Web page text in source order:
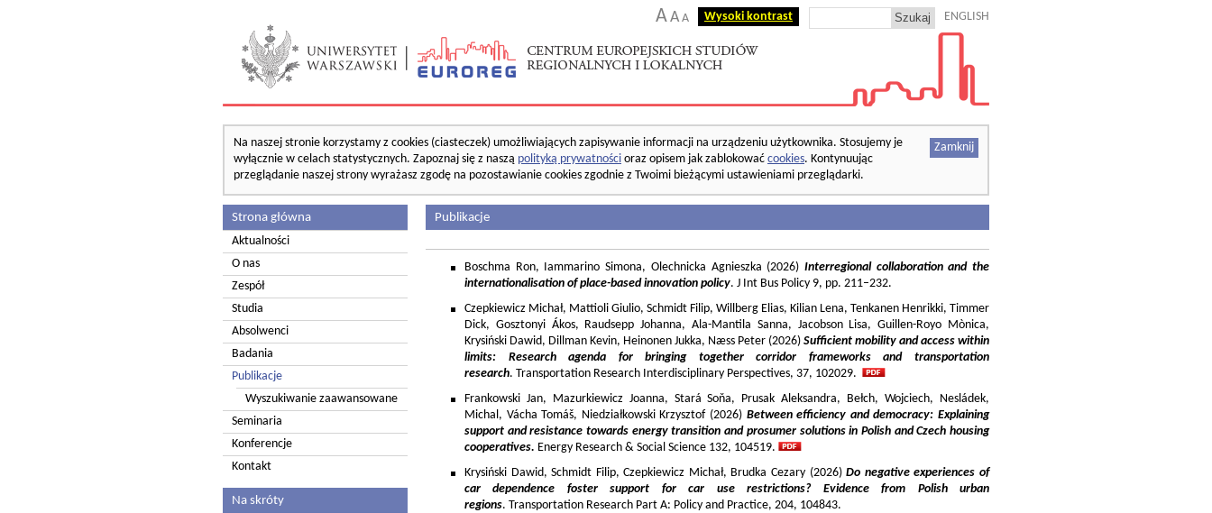
AA A Wysoki kontrast ENGLISH
Zamknij
Na naszej stronie korzystamy z cookies (ciasteczek) umożliwiających zapisywanie informacji na urządzeniu użytkownika. Stosujemy je
wyłącznie w celach statystycznych. Zapoznaj się z naszą polityką prywatności oraz opisem jak zablokować cookies. Kontynuując
przeglądanie naszej strony wyrażasz zgodę na pozostawianie cookies zgodnie z Twoimi bieżącymi ustawieniami przeglądarki.
Strona główna
Aktualności
O nas
Zespół
Studia
Absolwenci
Badania
Publikacje
Wyszukiwanie zaawansowane
Seminaria
Konferencje
Kontakt
Na skróty
Publikacje
Boschma Ron, Iammarino Simona, Olechnicka Agnieszka (2026) Interregional collaboration and the
internationalisation of place-based innovation policy. J Int Bus Policy 9, pp. 211–232.
Czepkiewicz Michał, Mattioli Giulio, Schmidt Filip, Willberg Elias, Kilian Lena, Tenkanen Henrikki, Timmer
Dick, Gosztonyi Ákos, Raudsepp Johanna, Ala-Mantila Sanna, Jacobson Lisa, Guillen-Royo Mònica,
Krysiński Dawid, Dillman Kevin, Heinonen Jukka, Næss Peter (2026) Sufficient mobility and access within
limits: Research agenda for bringing together corridor frameworks and transportation
research. Transportation Research Interdisciplinary Perspectives, 37, 102029.
Frankowski Jan, Mazurkiewicz Joanna, Stará Soňa, Prusak Aleksandra, Bełch, Wojciech, Nesládek,
Michal, Vácha Tomáš, Niedziałkowski Krzysztof (2026) Between efficiency and democracy: Explaining
support and resistance towards energy transition and prosumer solutions in Polish and Czech housing
cooperatives. Energy Research & Social Science 132, 104519.
Krysiński Dawid, Schmidt Filip, Czepkiewicz Michał, Brudka Cezary (2026)Do negative experiences of
car dependence foster support for car use restrictions? Evidence from Polish urban
regions. Transportation Research Part A: Policy and Practice, 204, 104843.